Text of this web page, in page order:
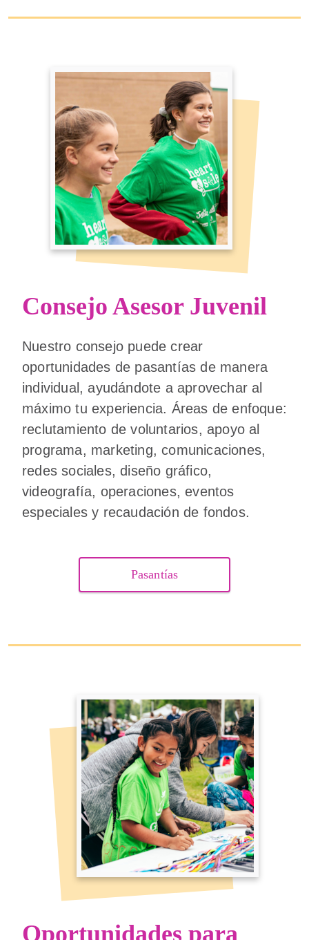
Consejo Asesor Juvenil
Nuestro consejo puede crear
oportunidades de pasantías de manera
individual, ayudándote a aprovechar al
máximo tu experiencia. Áreas de enfoque:
reclutamiento de voluntarios, apoyo al
programa, marketing, comunicaciones,
redes sociales, diseño gráfico,
videografía, operaciones, eventos
especiales y recaudación de fondos.
Pasantías
Oportunidades para